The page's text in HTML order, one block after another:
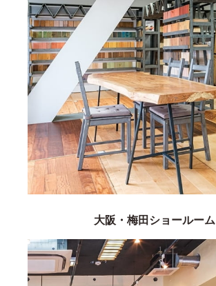
大阪・梅田ショールーム